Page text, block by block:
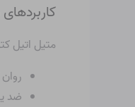
متیل اتیل
ضد